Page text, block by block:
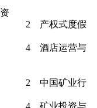
2 产权式度假
4 酒店运营与
2 中国矿业行
4 矿业投资与